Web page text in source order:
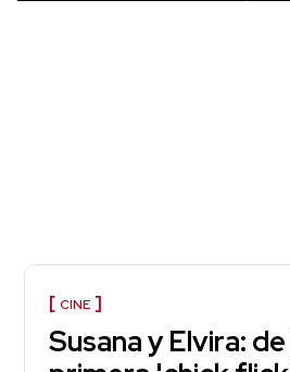
CINE
Susana y Elvira: